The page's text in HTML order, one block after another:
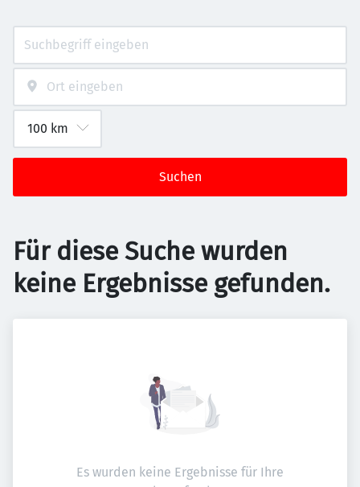
Suchen
Für diese Suche wurden
keine Ergebnisse gefunden.
Es wurden keine Ergebnisse für Ihre